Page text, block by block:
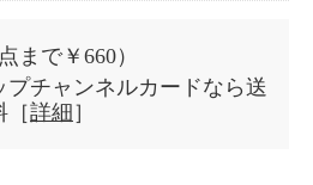
点まで￥660）
プチャンネルカードなら送
［詳細 ］